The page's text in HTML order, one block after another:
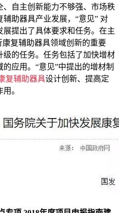
自主创新能力不够强、市场秩
助器具产业发展，“意见” 对
提出了具体要求和任务。在主
复辅助器具领域创新的重要
的任务。任务包括了加快增材
应用。“意见”中提出的增材制
复辅助器具设计创新、提高定
。